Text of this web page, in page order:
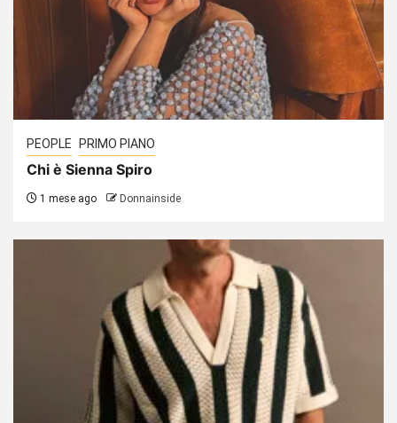
PEOPLE PRIMO PIANO
Chi è Sienna Spiro
1 mese ago Donnainside